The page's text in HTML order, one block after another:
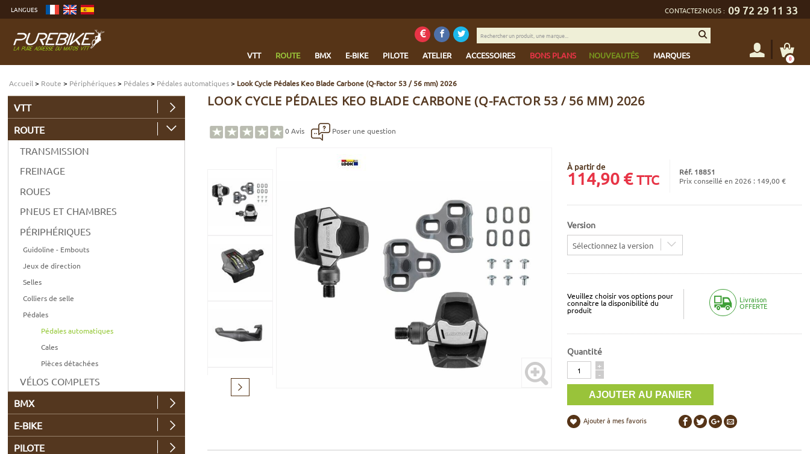
contenu
menu
Aller
CONTACTEZ-NOUS : 09 72 29 11 33
LANGUES
VTT ROUTE BMX E-BIKE PILOTE ATELIER ACCESSOIRES BONS PLANS NOUVEAUTÉS MARQUES
Rechercher
un
une
marque...
0
Accueil > Route > Périphériques> Pédales> Pédales automatiques> Look Cycle Pédales Keo Blade Carbone (Q-Factor 53 / 56 mm) 2026
LOOK CYCLE PÉDALES KEO BLADE CARBONE (Q-FACTOR 53 / 56 MM) 2026
0 Avis Poser une question
Suivant
À partir de
114,90€ TTC
Réf. 18851
Prix conseillé en 2026 : 149,00 €
Version
Sélectionnez la version
Veuillez choisir vos options pour
connaitre la disponibilité du
produit
Livraison
OFFERTE
Quantité
Quantité
+
-
Ajouter à mes favoris
VTT
ROUTE
TRANSMISSION
FREINAGE
ROUES
PNEUS ET CHAMBRES
PÉRIPHÉRIQUES
Guidoline - Embouts
Jeux de direction
Selles
Colliers de selle
Pédales
Pédales automatiques
Cales
Pièces détachées
VÉLOS COMPLETS
BMX
E-BIKE
PILOTE